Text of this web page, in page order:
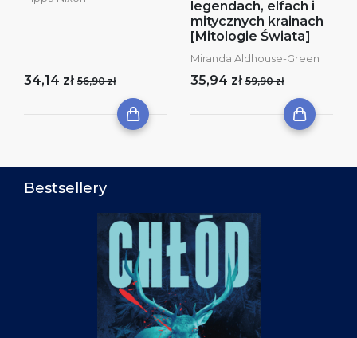
34,14 zł 56,90 zł
legendach, elfach i
mitycznych krainach
[Mitologie Świata]
Miranda Aldhouse-Green
35,94 zł 59,90 zł
Bestsellery